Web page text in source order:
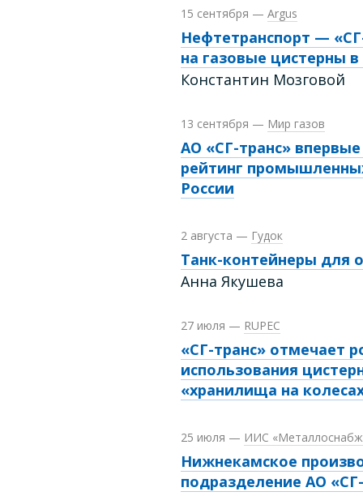
15 сентября — Argus
Нефтетранспорт —
на газовые цистерны
Константин Мозговой
13 сентября — Мир газов
АО «СГ-транс»
рейтинг
России
2 августа — Гудок
Танк-контейнеры для
Анна Якушева
27 июля — RUPEC
«СГ-транс» отмечает
использования
«хранилища на
25 июля — ИИС
Нижнекамское
подразделение АО